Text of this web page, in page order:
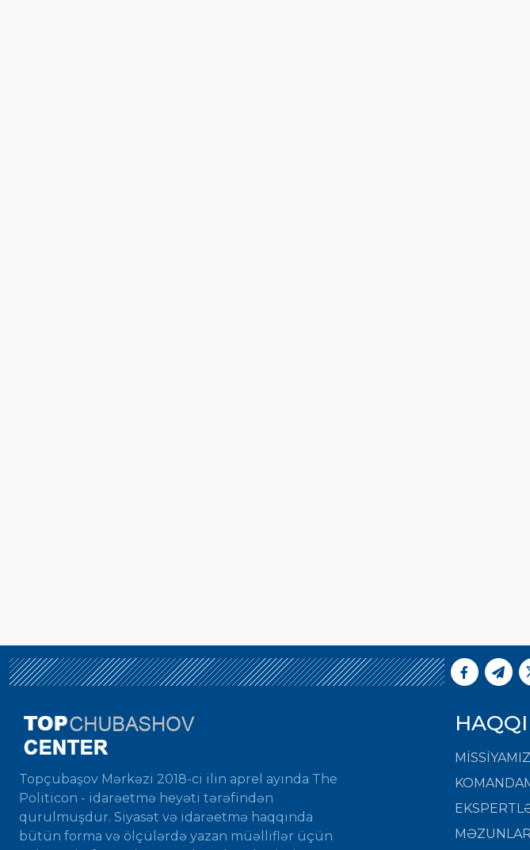
Topçubaşov Mərkəzi 2018-ci ilin aprel ayında The
Politicon - idarəetmə heyəti tərəfindən
qurulmuşdur. Siyasət və idarəetmə haqqında
bütün forma və ölçülərdə yazan müəlliflər üçün
MISSIYAMIZ
MƏZUNLAR